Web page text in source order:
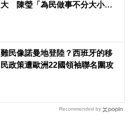
大 陳瑩「為民做事不分大小
難民像諾曼地登陸？西班牙的移
民政策遭歐洲22國領袖聯名圍攻
Recommended by